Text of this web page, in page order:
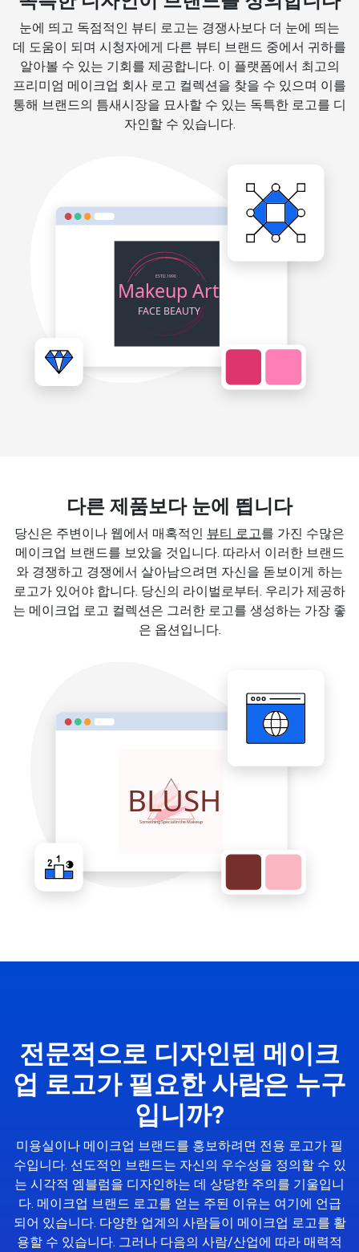
눈에 띄고 독점적인 뷰티 로고는 경쟁사보다 더 눈에 띄는
데 도움이 되며 시청자에게 다른 뷰티 브랜드 중에서 귀하를
알아볼 수 있는 기회를 제공합니다. 이 플랫폼에서 최고의
프리미엄 메이크업 회사 로고 컬렉션을 찾을 수 있으며 이를
통해 브랜드의 틈새시장을 묘사할 수 있는 독특한 로고를 디
자인할 수 있습니다.
다른 제품보다 눈에 띕니다
당신은 주변이나 웹에서 매혹적인 뷰티 로고를 가진 수많은
메이크업 브랜드를 보았을 것입니다. 따라서 이러한 브랜드
와 경쟁하고 경쟁에서 살아남으려면 자신을 돋보이게 하는
로고가 있어야 합니다. 당신의 라이벌로부터. 우리가 제공하
는 메이크업 로고 컬렉션은 그러한 로고를 생성하는 가장 좋
은 옵션입니다.
전문적으로 디자인된 메이크
업 로고가 필요한 사람은 누구
입니까?
미용실이나 메이크업 브랜드를 홍보하려면 전용 로고가 필
수입니다. 선도적인 브랜드는 자신의 우수성을 정의할 수 있
는 시각적 엠블럼을 디자인하는 데 상당한 주의를 기울입니
다. 메이크업 브랜드 로고를 얻는 주된 이유는 여기에 언급
되어 있습니다. 다양한 업계의 사람들이 메이크업 로고를 활
용할 수 있습니다. 그러나 다음의 사람/산업에 따라 매력적